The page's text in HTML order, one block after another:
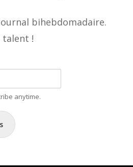
bihebdomadaire.
talent !
anytime.